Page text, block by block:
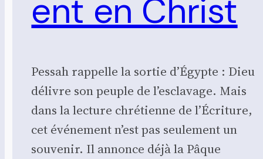
ent en Christ
Pessah rappelle la sortie d’Égypte : Dieu
délivre son peuple de l’esclavage. Mais
dans la lecture chrétienne de l’Écriture,
cet événement n’est pas seulement un
souvenir. Il annonce déjà la Pâque